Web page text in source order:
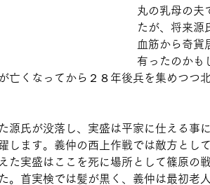
丸の乳母の夫
たが、将来源
血筋から奇貨
有ったのかも
亡くなってから２８年後兵を集めつつ
源氏が没落し、実盛は平家に仕える事
します。義仲の西上作戦では敵方とし
た実盛はここを死に場所として篠原の
。首実検では髪が黒く、義仲は最初老